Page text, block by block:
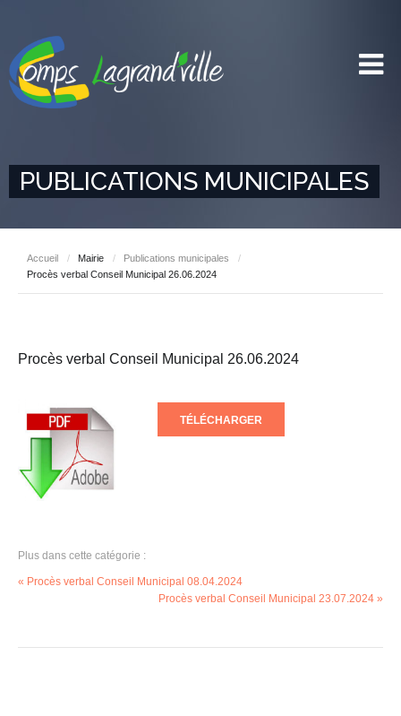
PUBLICATIONS MUNICIPALES
Accueil / Mairie / Publications municipales
/
Procès verbal Conseil Municipal 26.06.2024
Procès verbal Conseil Municipal 26.06.2024
TÉLÉCHARGER
Plus dans cette catégorie :
« Procès verbal Conseil Municipal 08.04.2024
Procès verbal Conseil Municipal 23.07.2024 »